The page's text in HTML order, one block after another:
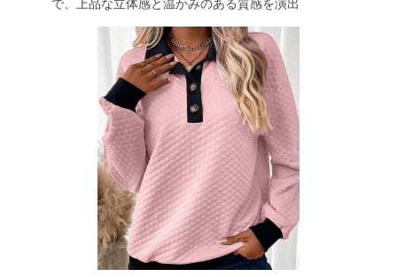
で、上品な立体感と温かみのある質感を演出